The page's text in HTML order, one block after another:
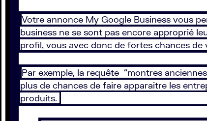
Votre annonce My Google Business vous
business ne se sont pas encore approprié
profil, vous avec donc de fortes chances de
Par exemple, la requête “montres
plus de chances de faire apparaitre les
produits.